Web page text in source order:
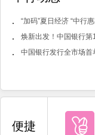
“加码”夏日经济 “中行
焕新出发！中国银行
中国银行发行全市场首
便捷